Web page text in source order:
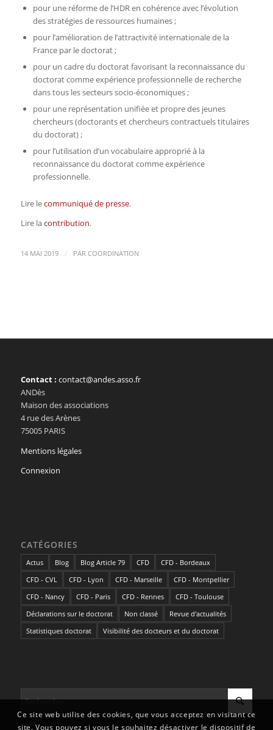
pour une réforme de l’HDR en cohérence avec l’évolution
des stratégies de ressources humaines ;
pour l’amélioration de l’attractivité internationale de la
France par le doctorat ;
pour un cadre du doctorat favorisant la reconnaissance du
doctorat comme expérience professionnelle de recherche
dans tous les secteurs socio-économiques ;
pour une représentation unifiée et propre des jeunes
chercheurs (doctorants et chercheurs contractuels titulaires
du doctorat) ;
pour l’utilisation d’un vocabulaire approprié à la
reconnaissance du doctorat comme expérience
professionnelle.
Lire lecommuniqué de presse.
Lire lacontribution.
14 MAI 2019 / PAR COORDINATION
Contact : contact@andes.asso.fr
ANDès
Maison des associations
4 rue des Arènes
75005 PARIS
Mentions légales
Connexion
CATÉGORIES
Actus Blog Blog Article 79 CFD
CFD - Bordeaux
CFD - CVL
CFD - Lyon CFD - Marseille
CFD - Montpellier
CFD - Nancy
CFD - Paris CFD - Rennes
CFD - Toulouse
Déclarations sur le doctorat
Non classé
Revue d'actualités
Statistiques doctorat
Visibilité des docteurs et du doctorat
Ce site web utilise des cookies, que vous acceptez en visitant ce
site. Vous pouvez si vous le souhaitez désactiver le dispositif de